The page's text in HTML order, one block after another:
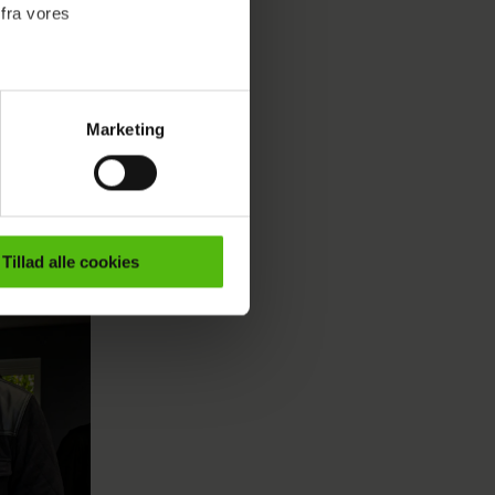
vores
indhold til dig.
Vi indsamler data
Marketing
Tillad alle cookies